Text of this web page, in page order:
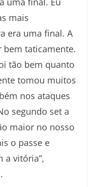
mais
era uma final. A
bem taticamente.
tão bem quanto
tomou muitos
nos ataques
segundo set a
maior no nosso
o passe e
a vitória”,